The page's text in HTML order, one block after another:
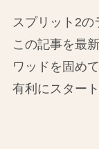
スプリット2の
この記事を最
ワッドを固め
有利にスター